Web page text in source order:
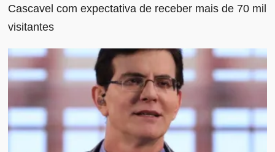
Cascavel com expectativa de receber mais de 70 mil
visitantes